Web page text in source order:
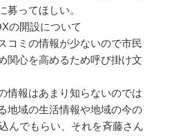
募ってほしい。
の開設について
コミの情報が少ないので市民
関心を高めるため呼び掛け文
情報はあまり知らないのでは
地域の生活情報や地域の今の
んでもらい、それを斉藤さん